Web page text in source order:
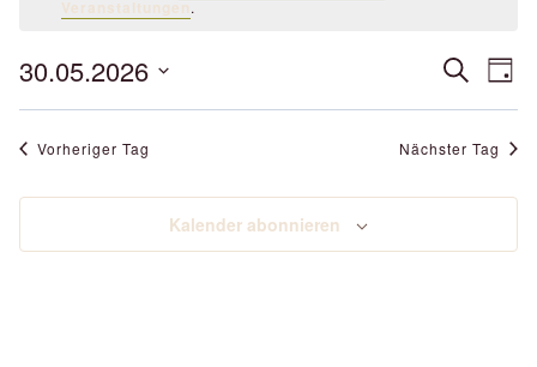
FÜR
30.
MAI
2026
Veranstaltungen.
UND
Suche
Tag
30.05.2026
Datum
wählen.
Vorheriger Tag Nächster Tag
Kalender abonnieren